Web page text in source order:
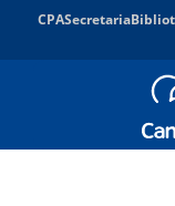
CPASecretaria